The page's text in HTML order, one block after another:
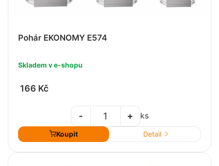
Pohár EKONOMY E574
Skladem v e-shopu
166 Kč
+
- ks
Koupit Detail